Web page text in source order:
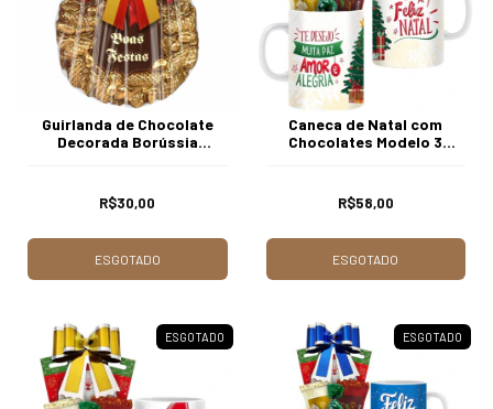
Guirlanda de Chocolate
Decorada Borússia
R$30,00
ESGOTADO
Caneca de Natal com
Chocolates Modelo 3
R$58,00
ESGOTADO
ESGOTADO ESGOTADO